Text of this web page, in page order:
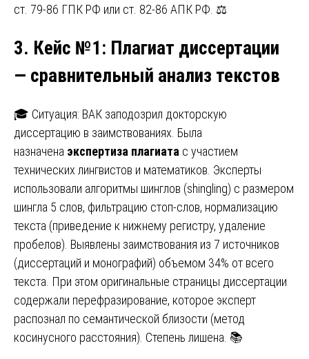
ст. 79-86 ГПК РФ или ст. 82-86 АПК РФ. ⚖️
3. Кейс №1: Плагиат диссертации
— сравнительный анализ текстов
🎓 Ситуация: ВАК заподозрил докторскую
диссертацию в заимствованиях. Была
назначена экспертиза плагиата с участием
технических лингвистов и математиков. Эксперты
использовали алгоритмы шинглов (shingling) с размером
шингла 5 слов, фильтрацию стоп-слов, нормализацию
текста (приведение к нижнему регистру, удаление
пробелов). Выявлены заимствования из 7 источников
(диссертаций и монографий) объемом 34% от всего
текста. При этом оригинальные страницы диссертации
содержали перефразирование, которое эксперт
распознал по семантической близости (метод
косинусного расстояния). Степень лишена. 📚